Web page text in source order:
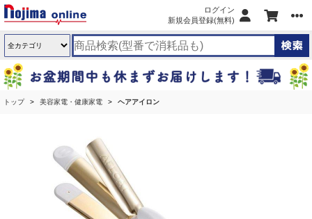
ログイン
新規会員登録(無料)
トップ 美容家電・健康家電 ヘアアイロン